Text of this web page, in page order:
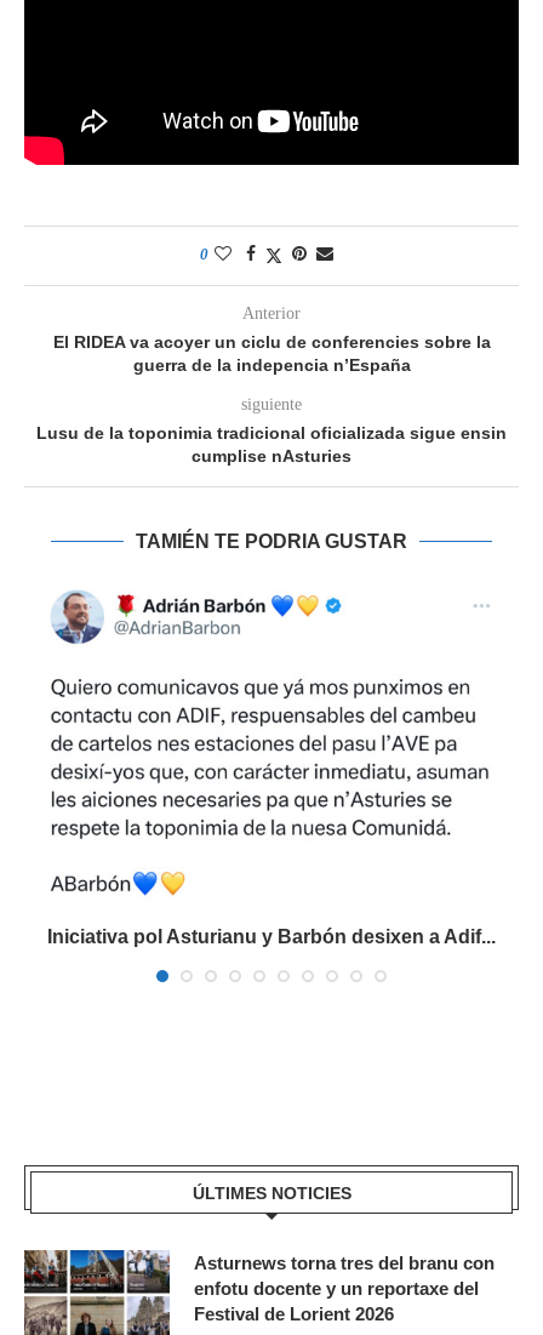
0
Anterior
El RIDEA va acoyer un ciclu de conferencies sobre la
guerra de la indepencia n’España
siguiente
Lusu de la toponimia tradicional oficializada sigue ensin
cumplise nAsturies
TAMIÉN TE PODRIA GUSTAR
Iniciativa pol Asturianu y Barbón desixen a Adif...
ÚLTIMES NOTICIES
Asturnews torna tres del branu con
enfotu docente y un reportaxe del
Festival de Lorient 2026